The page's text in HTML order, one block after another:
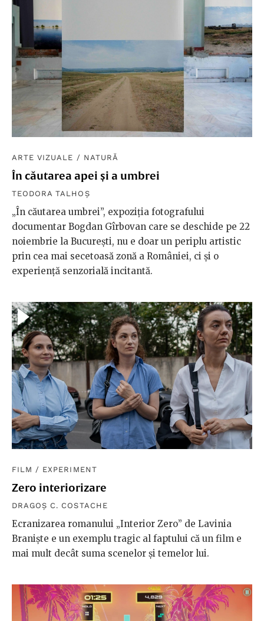
ARTE VIZUALE / NATURĂ
În căutarea apei și a umbrei
TEODORA TALHOȘ
„În căutarea umbrei”, expoziția fotografului
documentar Bogdan Gîrbovan care se deschide pe 22
noiembrie la București, nu e doar un periplu artistic
prin cea mai secetoasă zonă a României, ci și o
experiență senzorială incitantă.
FILM / EXPERIMENT
Zero interiorizare
DRAGOȘ C. COSTACHE
Ecranizarea romanului „Interior Zero” de Lavinia
Braniște e un exemplu tragic al faptului că un film e
mai mult decât suma scenelor și temelor lui.